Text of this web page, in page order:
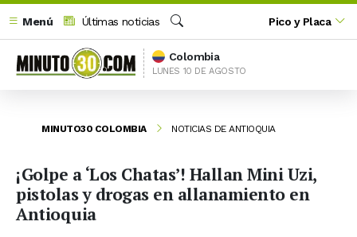
Menú
Últimas noticias
Buscar
Pico y Placa
Colombia
LUNES 10 DE AGOSTO
MINUTO30 COLOMBIA NOTICIAS DE ANTIOQUIA
¡Golpe a ‘Los Chatas’! Hallan Mini Uzi,
pistolas y drogas en allanamiento en
Antioquia